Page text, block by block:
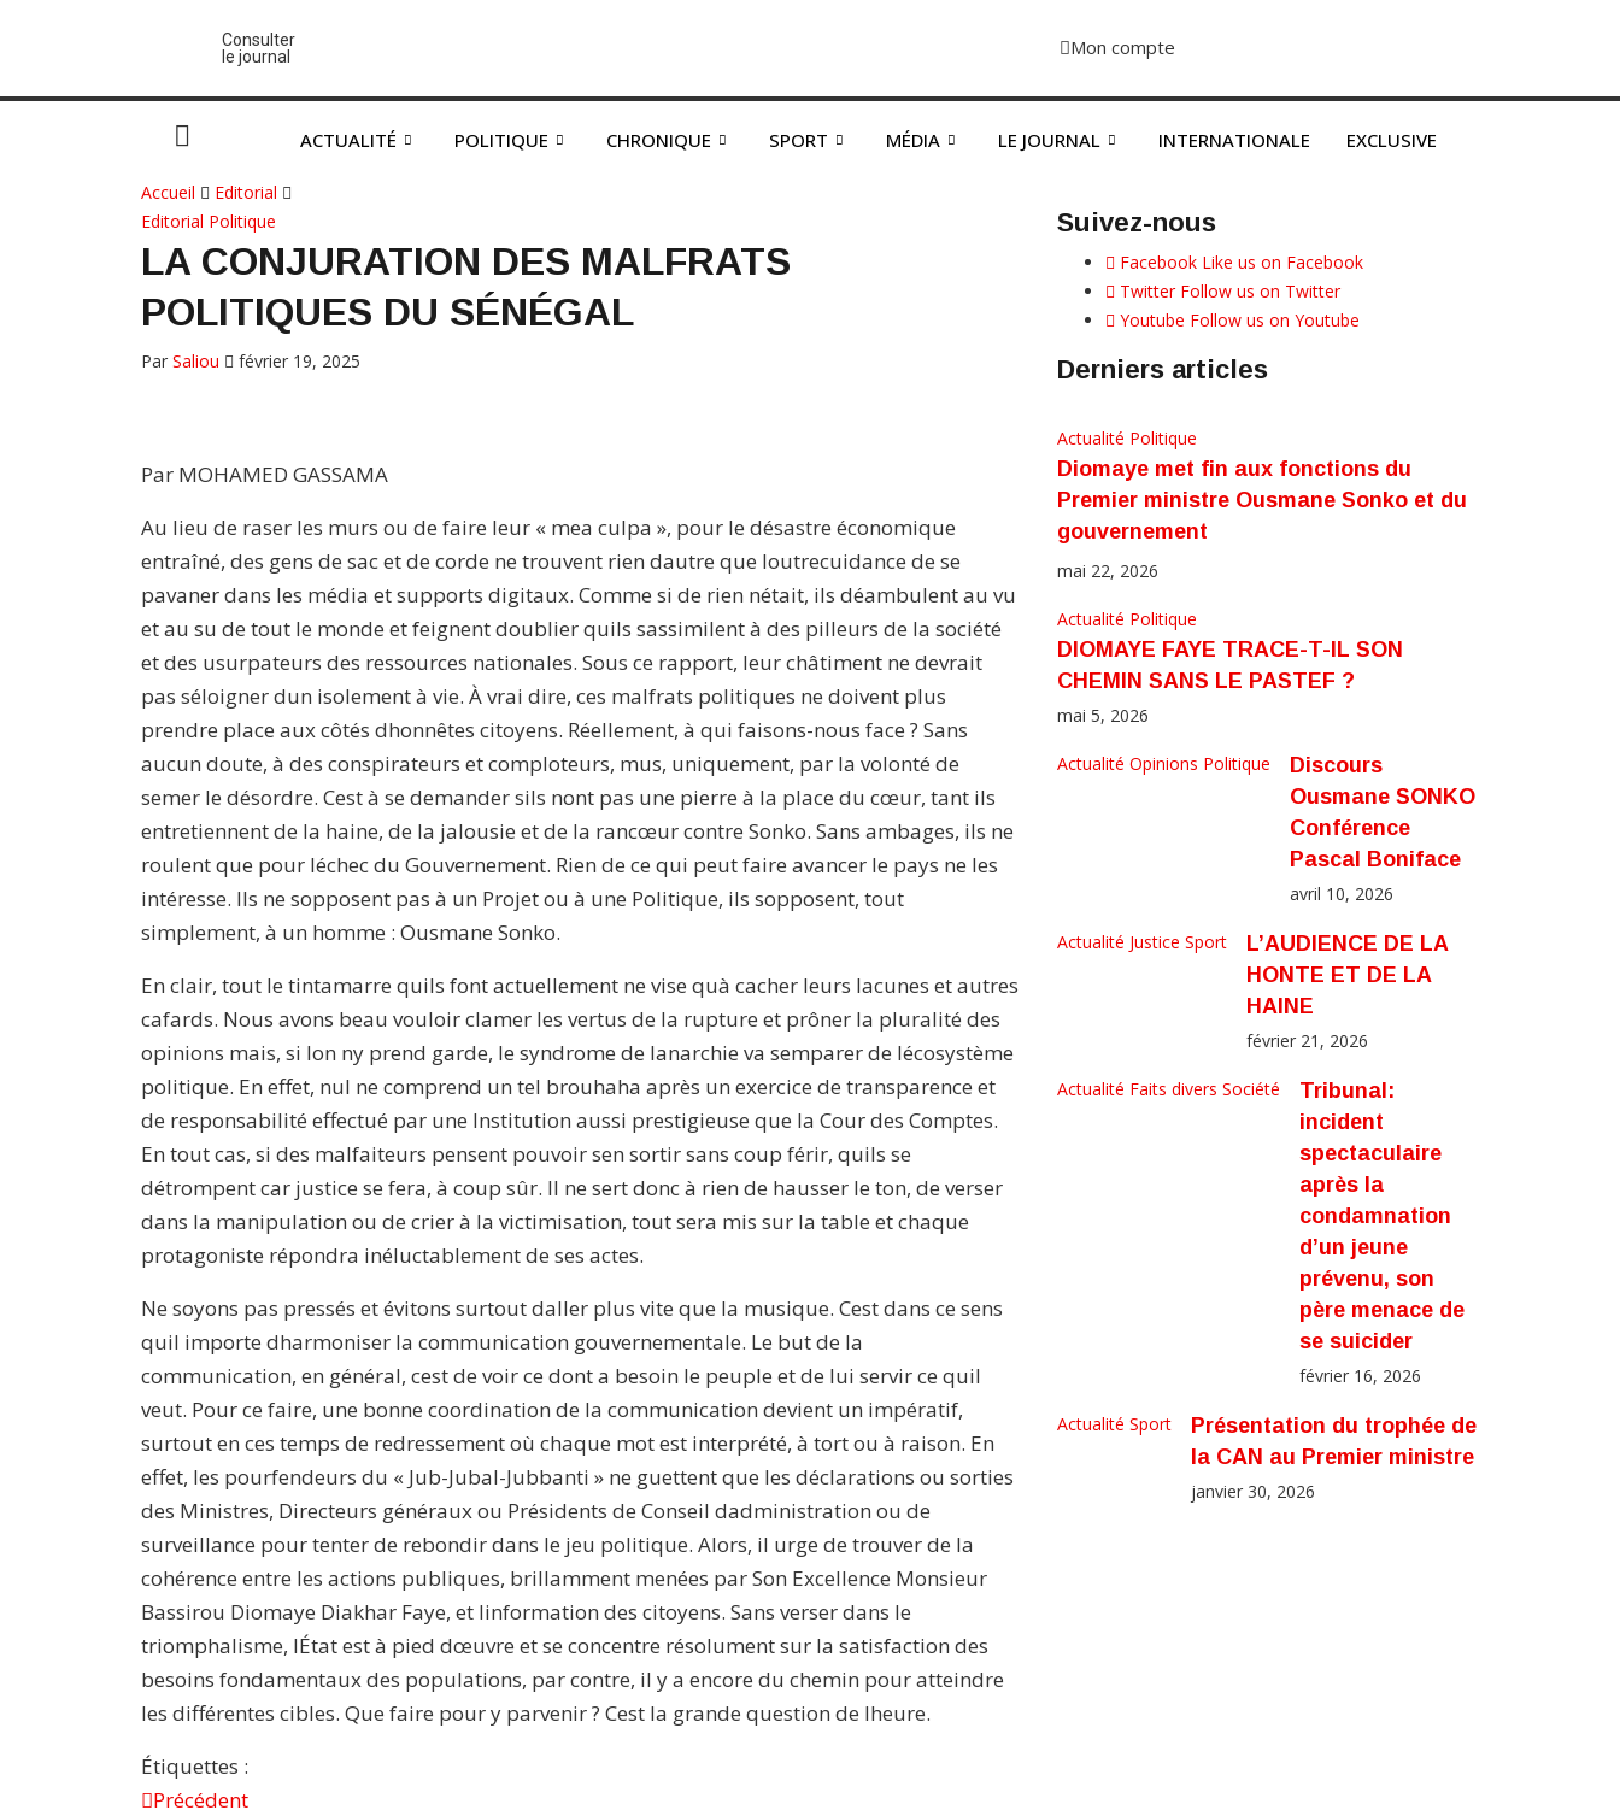
Consulter
le journal
Mon compte
ACTUALITÉ POLITIQUE CHRONIQUE SPORT MÉDIA LE JOURNAL INTERNATIONALE EXCLUSIVE
Accueil
Editorial
Editorial Politique
LA CONJURATION DES MALFRATS
POLITIQUES DU SÉNÉGAL
Par Saliou février 19, 2025
Par MOHAMED GASSAMA
Au lieu de raser les murs ou de faire leur « mea culpa », pour le désastre économique
entraîné, des gens de sac et de corde ne trouvent rien dautre que loutrecuidance de se
pavaner dans les média et supports digitaux. Comme si de rien nétait, ils déambulent au vu
et au su de tout le monde et feignent doublier quils sassimilent à des pilleurs de la société
et des usurpateurs des ressources nationales. Sous ce rapport, leur châtiment ne devrait
pas séloigner dun isolement à vie. À vrai dire, ces malfrats politiques ne doivent plus
prendre place aux côtés dhonnêtes citoyens. Réellement, à qui faisons-nous face ? Sans
aucun doute, à des conspirateurs et comploteurs, mus, uniquement, par la volonté de
semer le désordre. Cest à se demander sils nont pas une pierre à la place du cœur, tant ils
entretiennent de la haine, de la jalousie et de la rancœur contre Sonko. Sans ambages, ils ne
roulent que pour léchec du Gouvernement. Rien de ce qui peut faire avancer le pays ne les
intéresse. Ils ne sopposent pas à un Projet ou à une Politique, ils sopposent, tout
simplement, à un homme : Ousmane Sonko.
En clair, tout le tintamarre quils font actuellement ne vise quà cacher leurs lacunes et autres
cafards. Nous avons beau vouloir clamer les vertus de la rupture et prôner la pluralité des
opinions mais, si lon ny prend garde, le syndrome de lanarchie va semparer de lécosystème
politique. En effet, nul ne comprend un tel brouhaha après un exercice de transparence et
de responsabilité effectué par une Institution aussi prestigieuse que la Cour des Comptes.
En tout cas, si des malfaiteurs pensent pouvoir sen sortir sans coup férir, quils se
détrompent car justice se fera, à coup sûr. Il ne sert donc à rien de hausser le ton, de verser
dans la manipulation ou de crier à la victimisation, tout sera mis sur la table et chaque
protagoniste répondra inéluctablement de ses actes.
Ne soyons pas pressés et évitons surtout daller plus vite que la musique. Cest dans ce sens
quil importe dharmoniser la communication gouvernementale. Le but de la
communication, en général, cest de voir ce dont a besoin le peuple et de lui servir ce quil
veut. Pour ce faire, une bonne coordination de la communication devient un impératif,
surtout en ces temps de redressement où chaque mot est interprété, à tort ou à raison. En
effet, les pourfendeurs du « Jub-Jubal-Jubbanti » ne guettent que les déclarations ou sorties
des Ministres, Directeurs généraux ou Présidents de Conseil dadministration ou de
surveillance pour tenter de rebondir dans le jeu politique. Alors, il urge de trouver de la
cohérence entre les actions publiques, brillamment menées par Son Excellence Monsieur
Bassirou Diomaye Diakhar Faye, et linformation des citoyens. Sans verser dans le
triomphalisme, lÉtat est à pied dœuvre et se concentre résolument sur la satisfaction des
besoins fondamentaux des populations, par contre, il y a encore du chemin pour atteindre
les différentes cibles. Que faire pour y parvenir ? Cest la grande question de lheure.
Étiquettes :
Précédent
Suivez-nous
Facebook Like us on Facebook
Twitter Follow us on Twitter
Youtube Follow us on Youtube
Derniers articles
Actualité Politique
Diomaye met fin aux fonctions du
Premier ministre Ousmane Sonko et du
gouvernement
mai 22, 2026
Actualité Politique
DIOMAYE FAYE TRACE-T-IL SON
CHEMIN SANS LE PASTEF ?
mai 5, 2026
Actualité Opinions Politique
Discours
Ousmane SONKO
Conférence
Pascal Boniface
avril 10, 2026
Actualité Justice Sport
L’AUDIENCE DE LA
HONTE ET DE LA
HAINE
février 21, 2026
Actualité Faits divers Société
Tribunal:
incident
spectaculaire
après la
condamnation
d’un jeune
prévenu, son
père menace de
se suicider
février 16, 2026
Actualité Sport
Présentation du trophée de
la CAN au Premier ministre
janvier 30, 2026